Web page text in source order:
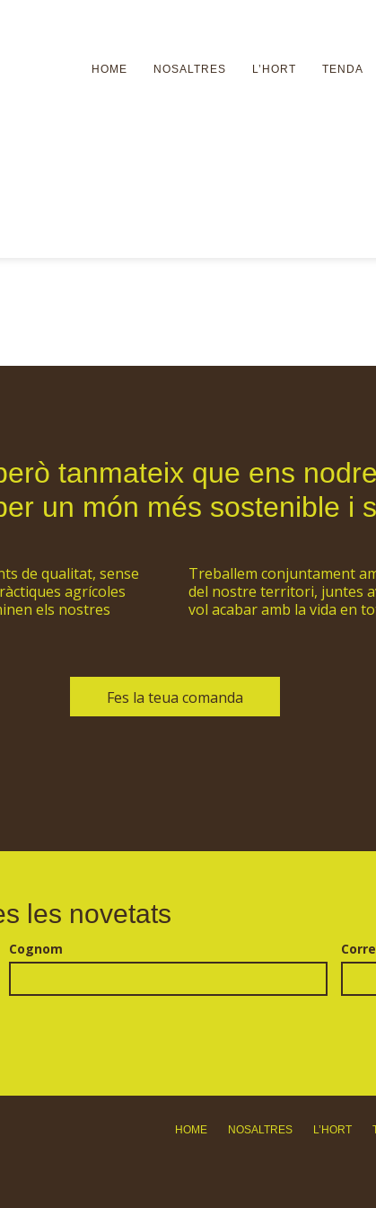
HOME NOSALTRES L’HORT TENDA
tanmateix que ens
un món més sostenible i
de qualitat, sense
agrícoles
els nostres
Treballem conjuntament
del nostre territori, juntes
vol acabar amb la vida en
Fes la teua comanda
les novetats
Cognom
HOME NOSALTRES L’HORT